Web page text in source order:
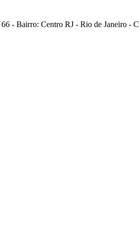
- Bairro: Centro RJ - Rio de Janeiro -